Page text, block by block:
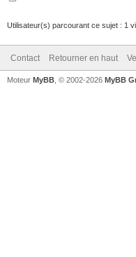
Utilisateur(s) parcourant ce sujet : 1
Contact Retourner en haut
Moteur MyBB , © 2002-2026 MyBB